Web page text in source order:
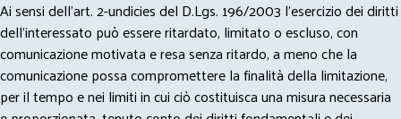
Ai sensi dell’art. 2-undicies del D.Lgs. 196/2003 l’esercizio dei diritti
dell’interessato può essere ritardato, limitato o escluso, con
comunicazione motivata e resa senza ritardo, a meno che la
comunicazione possa compromettere la finalità della limitazione,
per il tempo e nei limiti in cui ciò costituisca una misura necessaria